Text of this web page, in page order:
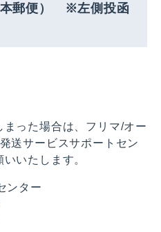
本郵便） ※左側投函
った場合は、フリマ/オー
送サービスサポートセン
いたします。
ンター